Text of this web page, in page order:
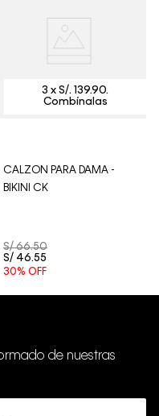
interior y trajes de
CALZON PARA DAMA -
BIKINI CK
S/ 66.50
S/ 46.55
30% OFF
de nuestras